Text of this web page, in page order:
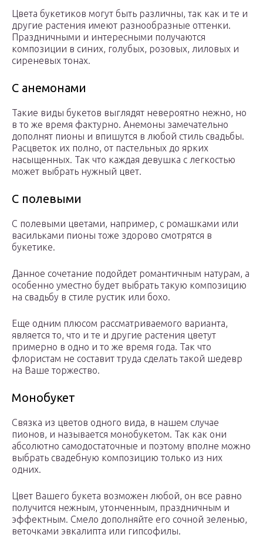
Цвета букетиков могут быть различны, так как и те и
другие растения имеют разнообразные оттенки.
Праздничными и интересными получаются
композиции в синих, голубых, розовых, лиловых и
сиреневых тонах.
С анемонами
Такие виды букетов выглядят невероятно нежно, но
в то же время фактурно. Анемоны замечательно
дополнят пионы и впишутся в любой стиль свадьбы.
Расцветок их полно, от пастельных до ярких
насыщенных. Так что каждая девушка с легкостью
может выбрать нужный цвет.
С полевыми
С полевыми цветами, например, с ромашками или
васильками пионы тоже здорово смотрятся в
букетике.
Данное сочетание подойдет романтичным натурам, а
особенно уместно будет выбрать такую композицию
на свадьбу в стиле рустик или бохо.
Еще одним плюсом рассматриваемого варианта,
является то, что и те и другие растения цветут
примерно в одно и то же время года. Так что
флористам не составит труда сделать такой шедевр
на Ваше торжество.
Монобукет
Связка из цветов одного вида, в нашем случае
пионов, и называется монобукетом. Так как они
абсолютно самодостаточные и поэтому вполне можно
выбрать свадебную композицию только из них
одних.
Цвет Вашего букета возможен любой, он все равно
получится нежным, утонченным, праздничным и
эффектным. Смело дополняйте его сочной зеленью,
веточками эвкалипта или гипсофилы.